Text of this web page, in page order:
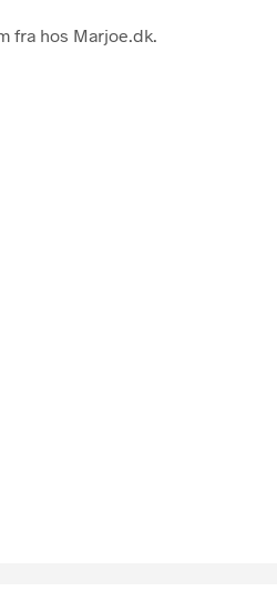
fra hos Marjoe.dk.